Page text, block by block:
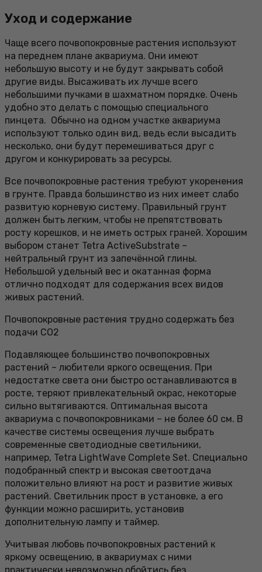
Уход и содержание
Чаще всего почвопокровные растения используют
на переднем плане аквариума. Они имеют
небольшую высоту и не будут закрывать собой
другие виды. Высаживать их лучше всего
небольшими пучками в шахматном порядке. Очень
удобно это делать с помощью специального
пинцета. Обычно на одном участке аквариума
используют только один вид, ведь если высадить
несколько, они будут перемешиваться друг с
другом и конкурировать за ресурсы.
Все почвопокровные растения требуют укоренения
в грунте. Правда большинство из них имеет слабо
развитую корневую систему. Правильный грунт
должен быть легким, чтобы не препятствовать
росту корешков, и не иметь острых граней. Хорошим
выбором станет Tetra ActiveSubstrate –
нейтральный грунт из запечённой глины.
Небольшой удельный вес и окатанная форма
отлично подходят для содержания всех видов
живых растений.
Почвопокровные растения трудно содержать без
подачи СО2
Подавляющее большинство почвопокровных
растений – любители яркого освещения. При
недостатке света они быстро останавливаются в
росте, теряют привлекательный окрас, некоторые
сильно вытягиваются. Оптимальная высота
аквариума с почвопокровниками – не более 60 см. В
качестве системы освещения лучше выбрать
современные светодиодные светильники,
например, Tetra LightWave Complete Set. Специально
подобранный спектр и высокая светоотдача
положительно влияют на рост и развитие живых
растений. Светильник прост в установке, а его
функции можно расширить, установив
дополнительную лампу и таймер.
Учитывая любовь почвопокровных растений к
яркому освещению, в аквариумах с ними